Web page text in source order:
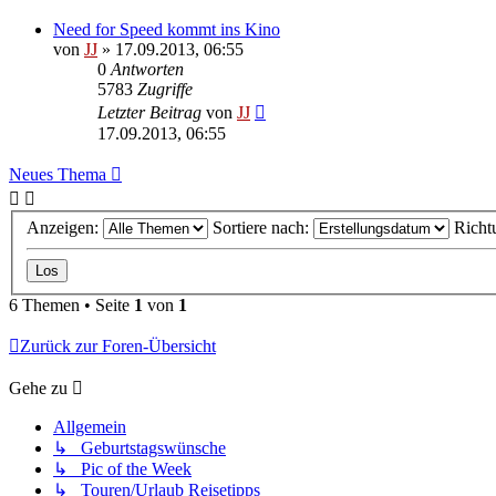
Need for Speed kommt ins Kino
von JJ » 17.09.2013, 06:55
0 Antworten
5783 Zugriffe
Letzter Beitrag von JJ
17.09.2013, 06:55
Neues Thema
Anzeigen: Sortiere nach:
6 Themen • Seite 1 von 1
Zurück zur Foren-Übersicht
Gehe zu
Allgemein
↳ Geburtstagswünsche
↳ Pic of the Week
↳ Touren/Urlaub Reisetipps